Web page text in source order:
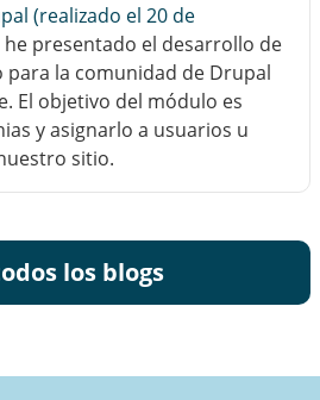
(realizado el 20 de
he presentado el desarrollo de
la comunidad de Drupal
El objetivo del módulo es
y asignarlo a usuarios u
sitio.
los blogs